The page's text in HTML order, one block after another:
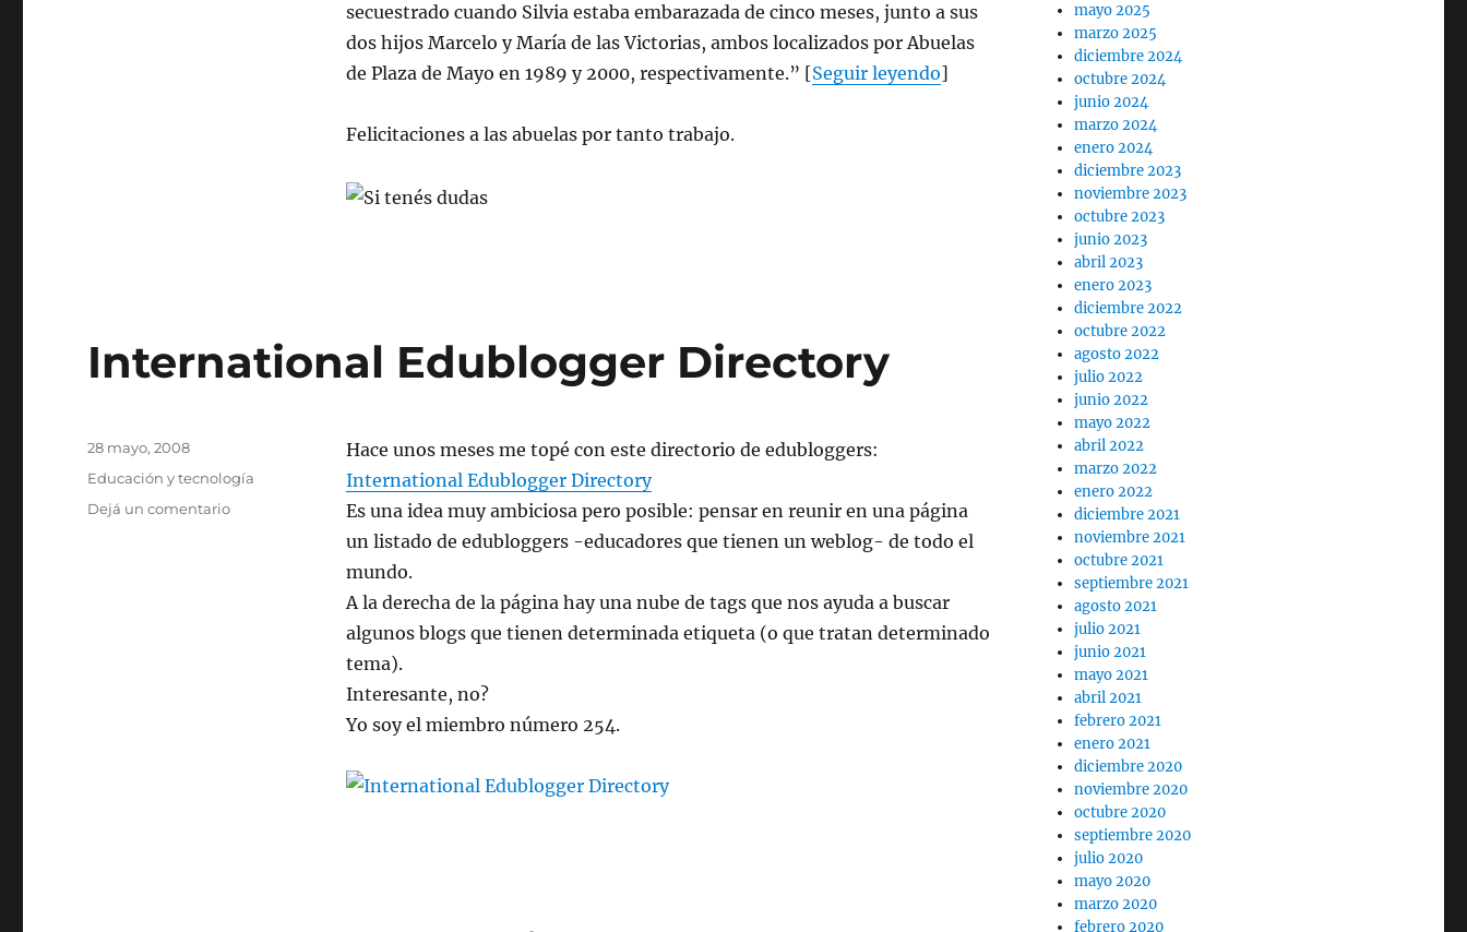
secuestrado cuando Silvia estaba embarazada de cinco meses, junto a sus
dos hijos Marcelo y María de las Victorias, ambos localizados por Abuelas
de Plaza de Mayo en 1989 y 2000, respectivamente.” [Seguir leyendo]
Felicitaciones a las abuelas por tanto trabajo.
International Edublogger Directory
Hace unos meses me topé con este directorio de edubloggers:
International Edublogger Directory
Es una idea muy ambiciosa pero posible: pensar en reunir en una página
un listado de edubloggers -educadores que tienen un weblog- de todo el
mundo.
A la derecha de la página hay una nube de tags que nos ayuda a buscar
algunos blogs que tienen determinada etiqueta (o que tratan determinado
tema).
Interesante, no?
Yo soy el miembro número 254.
Publicado
28 mayo, 2008
Categorías
Educación y tecnología
Dejá un comentarioen
mayo 2025
marzo 2025
diciembre 2024
octubre 2024
junio 2024
marzo 2024
enero 2024
diciembre 2023
noviembre 2023
octubre 2023
junio 2023
abril 2023
enero 2023
diciembre 2022
octubre 2022
agosto 2022
julio 2022
junio 2022
mayo 2022
abril 2022
marzo 2022
enero 2022
diciembre 2021
noviembre 2021
octubre 2021
septiembre 2021
agosto 2021
julio 2021
junio 2021
mayo 2021
abril 2021
febrero 2021
enero 2021
diciembre 2020
noviembre 2020
octubre 2020
septiembre 2020
julio 2020
mayo 2020
marzo 2020
febrero 2020